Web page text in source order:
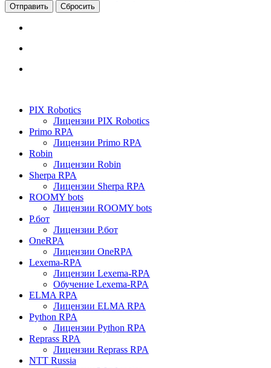
Сбросить
PIX Robotics
Лицензии PIX Robotics
Primo RPA
Лицензии Primo RPA
Robin
Лицензии Robin
Sherpa RPA
Лицензии Sherpa RPA
ROOMY bots
Лицензии ROOMY bots
Р.бот
Лицензии Р.бот
OneRPA
Лицензии OneRPA
Lexema-RPA
Лицензии Lexema-RPA
Обучение Lexema-RPA
ELMA RPA
Лицензии ELMA RPA
Python RPA
Лицензии Python RPA
Reprass RPA
Лицензии Reprass RPA
NTT Russia